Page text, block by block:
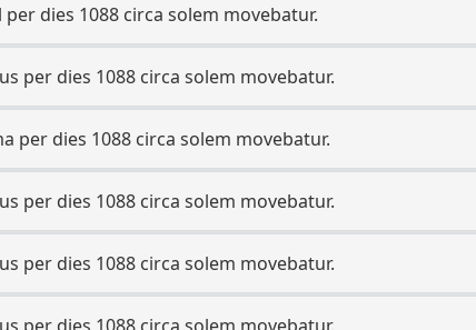
dies 1088 circa solem movebatur.
per dies 1088 circa solem movebatur.
per dies 1088 circa solem movebatur.
per dies 1088 circa solem movebatur.
per dies 1088 circa solem movebatur.
per dies 1088 circa solem movebatur.